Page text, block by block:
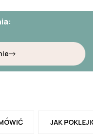
JAK POKLEJIĆ